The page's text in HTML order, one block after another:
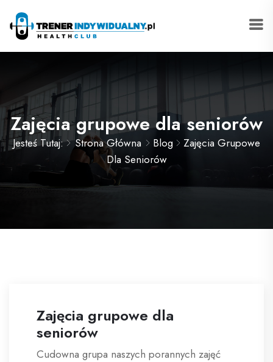
Zajęcia grupowe dla seniorów
Jesteś Tutaj: Strona Główna Blog
Zajęcia Grupowe
Dla Seniorów
Zajęcia grupowe dla
seniorów
Cudowna grupa naszych porannych zajęć